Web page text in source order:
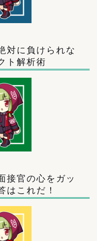
対に負けられな
ト解析術
接官の心をガッ
はこれだ！